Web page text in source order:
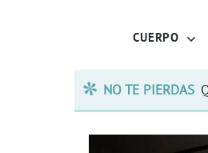
CUERPO
NO TE PIERDAS